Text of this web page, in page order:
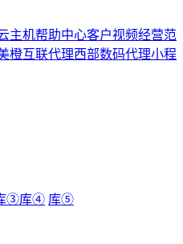
主机帮助中心客户视频经营范
橙互联代理西部数码代理小程
③库④ 库⑤